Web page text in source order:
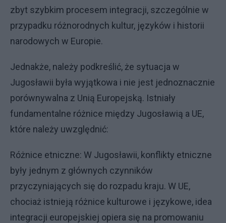
zbyt szybkim procesem integracji, szczególnie w
przypadku różnorodnych kultur, języków i historii
narodowych w Europie.
Jednakże, należy podkreślić, że sytuacja w
Jugosławii była wyjątkowa i nie jest jednoznacznie
porównywalna z Unią Europejską. Istniały
fundamentalne różnice między Jugosławią a UE,
które należy uwzględnić:
Różnice etniczne: W Jugosławii, konflikty etniczne
były jednym z głównych czynników
przyczyniających się do rozpadu kraju. W UE,
chociaż istnieją różnice kulturowe i językowe, idea
integracji europejskiej opiera się na promowaniu